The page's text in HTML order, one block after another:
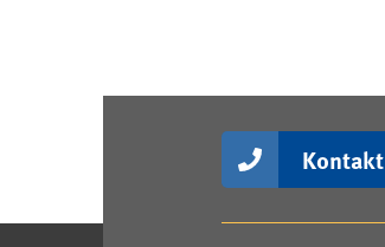
Kontakt